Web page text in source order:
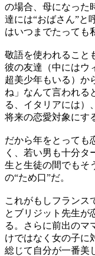
の場合、母になった
達には“おばさん”と
はいつまでたっても
敬語を使われること
彼の友達（中にはウ
超美少年もいる）か
ね」なんて言われる
る、イタリアには）
将来の恋愛対象にす
だから年をとっても
く、若い男も十分タ
生と生徒の間でもそ
の“ため口”だ。
これがもしフランス
とブリジット先生が
る。さらに前出のマ
けではなく女の子に
総じて自分が一番美